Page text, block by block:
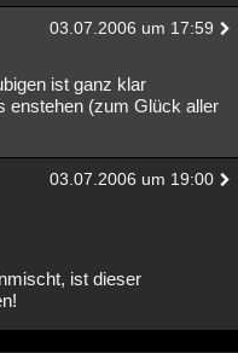
03.07.2006 um 17:59
ist ganz klar
enstehen (zum Glück aller
03.07.2006 um 19:00
ist dieser